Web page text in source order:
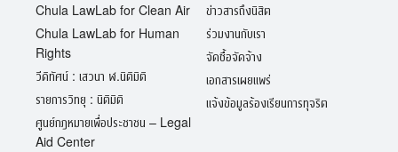
Chula LawLab for Clean Air
Chula LawLab for Human
Rights
วีดิทัศน์ : เสวนา ฬ.นิติมิติ
รายการวิทยุ : นิติมิติ
ศูนย์กฎหมายเพื่อประชาชน – Legal
Aid Center
ข่าวสารถึงนิสิต
ร่วมงานกับเรา
จัดซื้อจัดจ้าง
เอกสารเผยแพร่
แจ้งข้อมูลร้องเรียนการทุจริต